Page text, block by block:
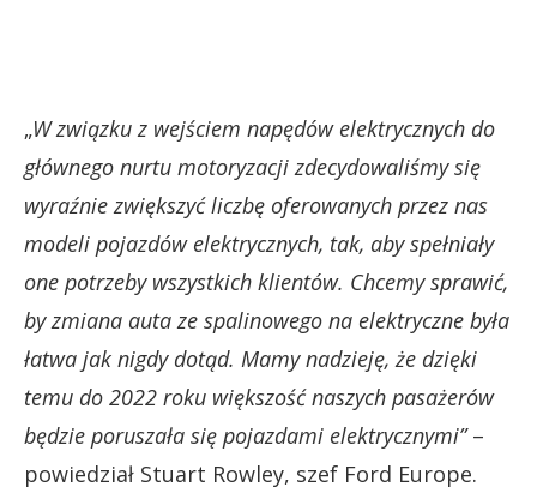
„W związku z wejściem napędów elektrycznych do
głównego nurtu motoryzacji zdecydowaliśmy się
wyraźnie zwiększyć liczbę oferowanych przez nas
modeli pojazdów elektrycznych, tak, aby spełniały
one potrzeby wszystkich klientów. Chcemy sprawić,
by zmiana auta ze spalinowego na elektryczne była
łatwa jak nigdy dotąd. Mamy nadzieję, że dzięki
temu do 2022 roku większość naszych pasażerów
będzie poruszała się pojazdami elektrycznymi”–
powiedział Stuart Rowley, szef Ford Europe.